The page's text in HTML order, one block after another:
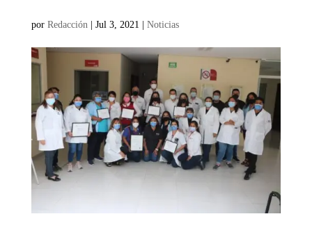
por Redacción | Jul 3, 2021 | Noticias